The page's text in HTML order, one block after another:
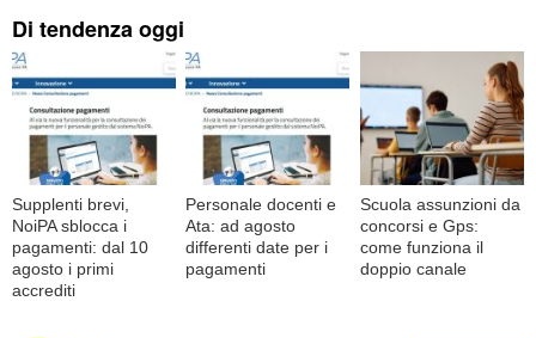
Di tendenza oggi
Supplenti brevi,
NoiPA sblocca i
pagamenti: dal 10
agosto i primi
accrediti
Personale docenti e
Ata: ad agosto
differenti date per i
pagamenti
Scuola assunzioni da
concorsi e Gps:
come funziona il
doppio canale